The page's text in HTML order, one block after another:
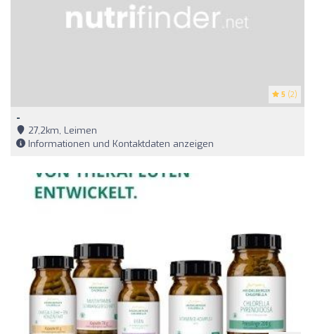
5 (2)
-
27,2km, Leimen
Informationen und Kontaktdaten anzeigen